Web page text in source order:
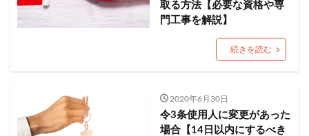
取る方法【必要な資格や専
門工事を解説】
続きを読む
2020年6月30日
令3条使用人に変更があった
場合【14日以内にするべき